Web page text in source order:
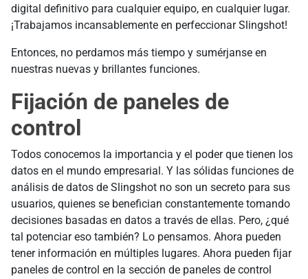
digital definitivo para cualquier equipo, en cualquier lugar.
¡Trabajamos incansablemente en perfeccionar Slingshot!
Entonces, no perdamos más tiempo y sumérjanse en
nuestras nuevas y brillantes funciones.
Fijación de paneles de
control
Todos conocemos la importancia y el poder que tienen los
datos en el mundo empresarial. Y las sólidas funciones de
análisis de datos de Slingshot no son un secreto para sus
usuarios, quienes se benefician constantemente tomando
decisiones basadas en datos a través de ellas. Pero, ¿qué
tal potenciar eso también? Lo pensamos. Ahora pueden
tener información en múltiples lugares. Ahora pueden fijar
paneles de control en la sección de paneles de control